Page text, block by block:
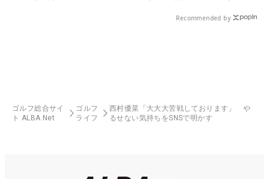
Recommended by
ゴルフ総合サイ
ト ALBA Net
ゴルフ
ライフ
西村優菜「大大大苦戦しております」 や
るせない気持ちをSNSで明かす